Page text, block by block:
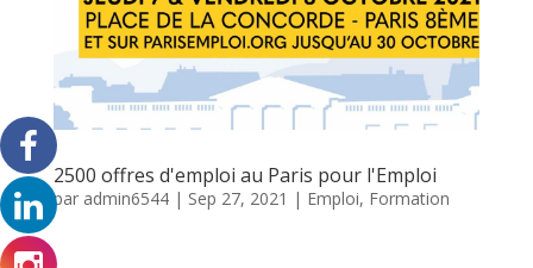
2500 offres d'emploi au Paris pour l'Emploi
par admin6544| Sep 27, 2021 | Emploi, Formation